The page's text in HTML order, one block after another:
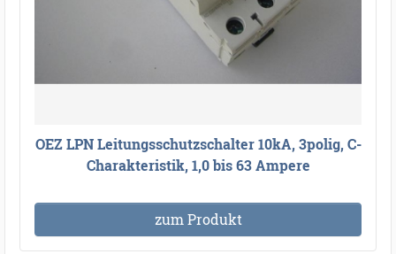
OEZ LPN Leitungsschutzschalter 10kA, 3polig, C-
Charakteristik, 1,0 bis 63 Ampere
zum Produkt